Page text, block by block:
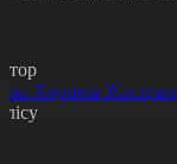
Көрпеш